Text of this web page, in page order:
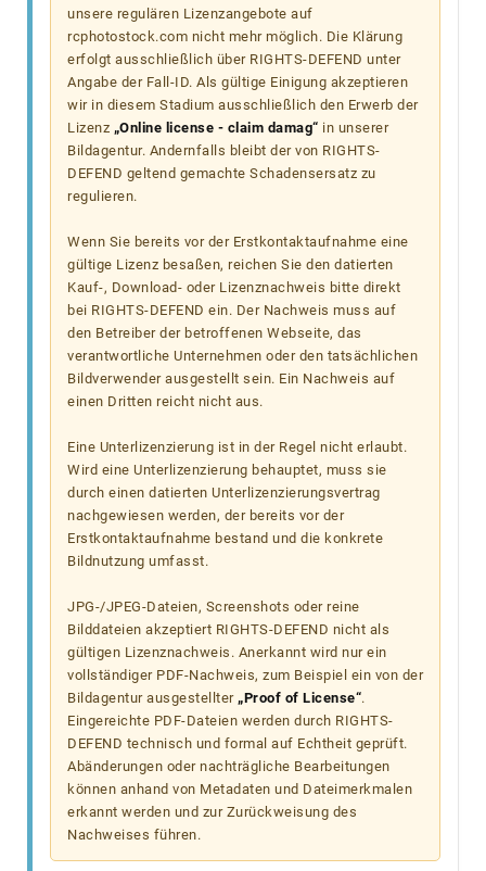
unsere regulären Lizenzangebote auf
rcphotostock.com nicht mehr möglich. Die Klärung
erfolgt ausschließlich über RIGHTS-DEFEND unter
Angabe der Fall-ID. Als gültige Einigung akzeptieren
wir in diesem Stadium ausschließlich den Erwerb der
Lizenz „Online license - claim damag“ in unserer
Bildagentur. Andernfalls bleibt der von RIGHTS-
DEFEND geltend gemachte Schadensersatz zu
regulieren.
Wenn Sie bereits vor der Erstkontaktaufnahme eine
gültige Lizenz besaßen, reichen Sie den datierten
Kauf-, Download- oder Lizenznachweis bitte direkt
bei RIGHTS-DEFEND ein. Der Nachweis muss auf
den Betreiber der betroffenen Webseite, das
verantwortliche Unternehmen oder den tatsächlichen
Bildverwender ausgestellt sein. Ein Nachweis auf
einen Dritten reicht nicht aus.
Eine Unterlizenzierung ist in der Regel nicht erlaubt.
Wird eine Unterlizenzierung behauptet, muss sie
durch einen datierten Unterlizenzierungsvertrag
nachgewiesen werden, der bereits vor der
Erstkontaktaufnahme bestand und die konkrete
Bildnutzung umfasst.
JPG-/JPEG-Dateien, Screenshots oder reine
Bilddateien akzeptiert RIGHTS-DEFEND nicht als
gültigen Lizenznachweis. Anerkannt wird nur ein
vollständiger PDF-Nachweis, zum Beispiel ein von der
Bildagentur ausgestellter „Proof of License“.
Eingereichte PDF-Dateien werden durch RIGHTS-
DEFEND technisch und formal auf Echtheit geprüft.
Abänderungen oder nachträgliche Bearbeitungen
können anhand von Metadaten und Dateimerkmalen
erkannt werden und zur Zurückweisung des
Nachweises führen.